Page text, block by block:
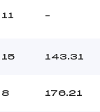
11 –
15 143.31
8 176.21